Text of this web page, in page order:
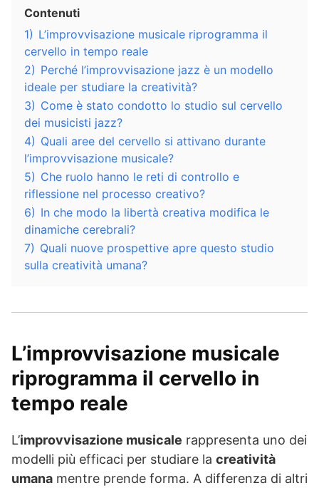
Contenuti
1) L’improvvisazione musicale riprogramma il
cervello in tempo reale
2) Perché l’improvvisazione jazz è un modello
ideale per studiare la creatività?
3) Come è stato condotto lo studio sul cervello
dei musicisti jazz?
4) Quali aree del cervello si attivano durante
l’improvvisazione musicale?
5) Che ruolo hanno le reti di controllo e
riflessione nel processo creativo?
6) In che modo la libertà creativa modifica le
dinamiche cerebrali?
7) Quali nuove prospettive apre questo studio
sulla creatività umana?
L’improvvisazione musicale
riprogramma il cervello in
tempo reale
L’improvvisazione musicale rappresenta uno dei
modelli più efficaci per studiare la creatività
umana mentre prende forma. A differenza di altri